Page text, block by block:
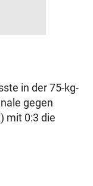
in der 75-kg-
gegen
mit 0:3 die